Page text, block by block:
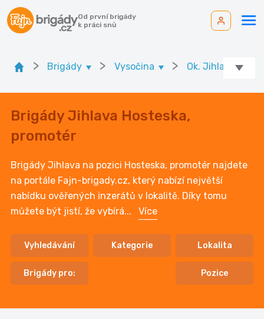
Od první brigády
k práci snů
> Brigády > Vysočina > Ok. Jihlava
Brigády Jihlava Hosteska,
promotér
Brigády Jihlava na pozici Hosteska, promotér najdete
na portále Fajn-brigady.cz, který nabízí největší
nabídku ověřených inzerátů v lokalitě. Díky tomu
můžete být jistí, že vybírá... Více
Vyhledávání Kategorie Lokalita
Brigády pro: Pozice